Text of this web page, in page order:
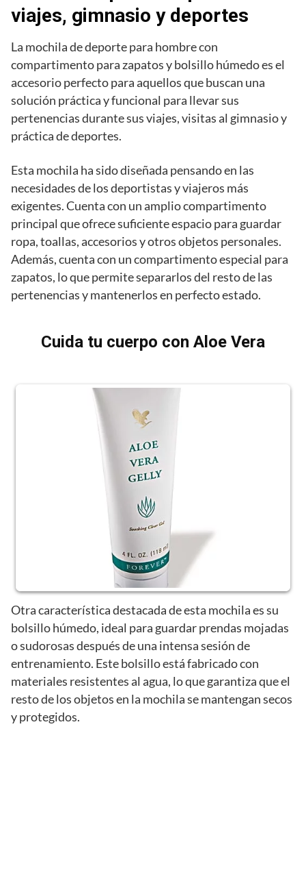
viajes, gimnasio y deportes
La mochila de deporte para hombre con
compartimento para zapatos y bolsillo húmedo es el
accesorio perfecto para aquellos que buscan una
solución práctica y funcional para llevar sus
pertenencias durante sus viajes, visitas al gimnasio y
práctica de deportes.
Esta mochila ha sido diseñada pensando en las
necesidades de los deportistas y viajeros más
exigentes. Cuenta con un amplio compartimento
principal que ofrece suficiente espacio para guardar
ropa, toallas, accesorios y otros objetos personales.
Además, cuenta con un compartimento especial para
zapatos, lo que permite separarlos del resto de las
pertenencias y mantenerlos en perfecto estado.
Cuida tu cuerpo con Aloe Vera
Otra característica destacada de esta mochila es su
bolsillo húmedo, ideal para guardar prendas mojadas
o sudorosas después de una intensa sesión de
entrenamiento. Este bolsillo está fabricado con
materiales resistentes al agua, lo que garantiza que el
resto de los objetos en la mochila se mantengan secos
y protegidos.